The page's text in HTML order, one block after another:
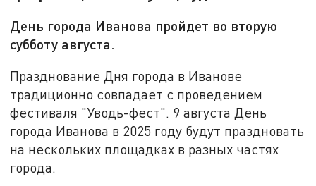
День города Иванова пройдет во вторую
субботу августа.
Празднование Дня города в Иванове
традиционно совпадает с проведением
фестиваля "Уводь-фест". 9 августа День
города Иванова в 2025 году будут праздновать
на нескольких площадках в разных частях
города.